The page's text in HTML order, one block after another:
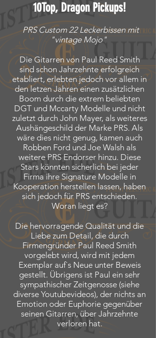
10Top, Dragon Pickups!
PRS Custom 22 Leckerbissen mit
"vintage Mojo"
Die Gitarren von Paul Reed Smith
sind schon Jahrzehnte erfolgreich
etabliert, erlebten jedoch vor allem in
den letzen Jahren einen zusätzlichen
Boom durch die extrem beliebten
DGT und Mccarty Modelle und nicht
zuletzt durch John Mayer, als weiteres
Aushängeschild der Marke PRS. Als
wäre dies nicht genug, kamen auch
Robben Ford und Joe Walsh als
weitere PRS Endorser hinzu. Diese
Stars könnten sicherlich bei jeder
Firma ihre Signature Modelle in
Kooperation herstellen lassen, haben
sich jedoch für PRS entschieden.
Woran liegt es?
Die hervorragende Qualität und die
Liebe zum Detail, die durch
Firmengründer Paul Reed Smith
vorgelebt wird, wird mit jedem
Exemplar auf`s Neue unter Beweis
gestellt. Übrigens ist Paul ein sehr
sympathischer Zeitgenosse (siehe
diverse Youtubevideos), der nichts an
Emotion oder Euphorie gegenüber
seinen Gitarren, über Jahrzehnte
verloren hat.